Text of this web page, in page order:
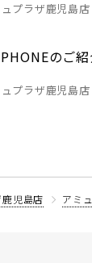
プラザ鹿児島店
のご
プラザ鹿児島店
児島店 アミ